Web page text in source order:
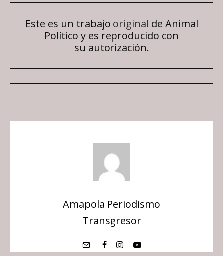
Este es un trabajo original de Animal
Político y es reproducido con
su autorización.
Amapola Periodismo
Transgresor